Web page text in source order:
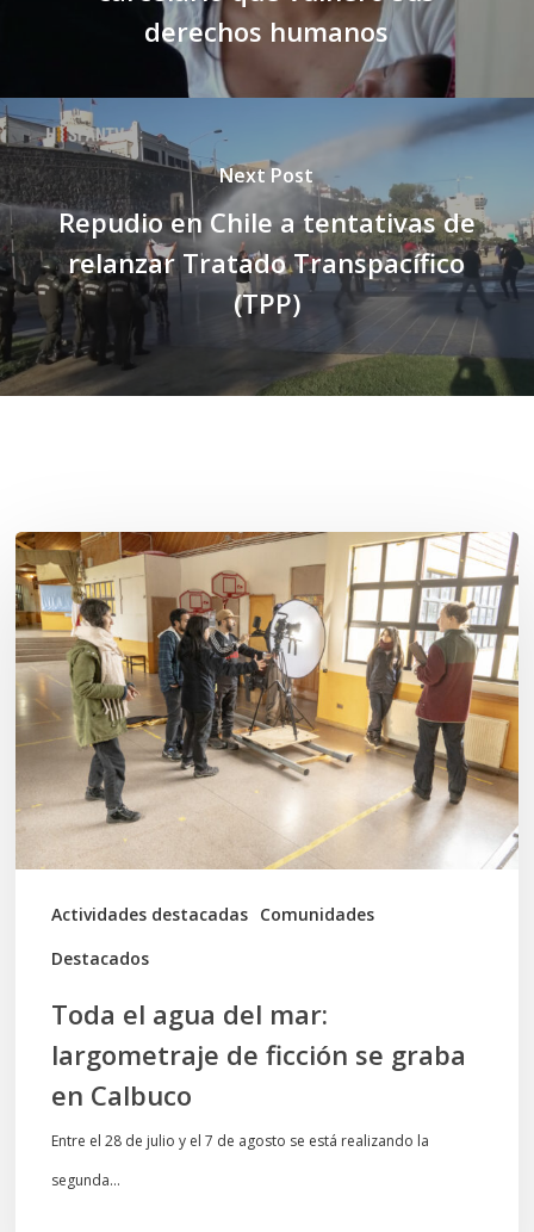
derechos humanos
Next Post
Repudio en Chile a tentativas de
relanzar Tratado Transpacífico
(TPP)
Actividades destacadas Comunidades
Destacados
Toda
el
agua
del
mar:
largometraje
de
ficción
se
graba
Toda el agua del mar:
largometraje de ficción se graba
en Calbuco
Entre el 28 de julio y el 7 de agosto se está realizando la
segunda…